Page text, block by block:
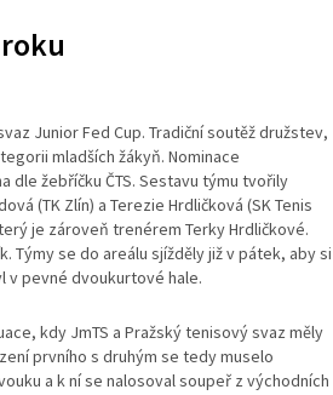
Junior Fed Cup. Tradiční soutěž družstev,
mladších žákyň. Nominace
dle žebříčku ČTS. Sestavu týmu tvořily
(TK Zlín) a Terezie Hrdličková (SK Tenis
je zároveň trenérem Terky Hrdličkové.
Týmy se do areálu sjížděly již v pátek, aby si
v pevné dvoukurtové hale.
kdy JmTS a Pražský tenisový svaz měly
prvního s druhým se tedy muselo
a k ní se nalosoval soupeř z východních